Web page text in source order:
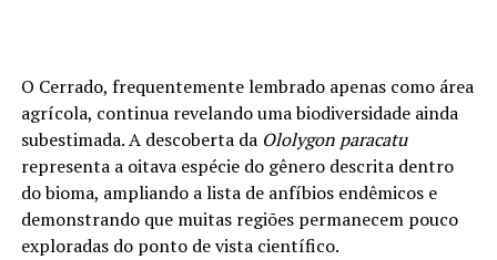
O Cerrado, frequentemente lembrado apenas como área
agrícola, continua revelando uma biodiversidade ainda
subestimada. A descoberta da Ololygon paracatu
representa a oitava espécie do gênero descrita dentro
do bioma, ampliando a lista de anfíbios endêmicos e
demonstrando que muitas regiões permanecem pouco
exploradas do ponto de vista científico.